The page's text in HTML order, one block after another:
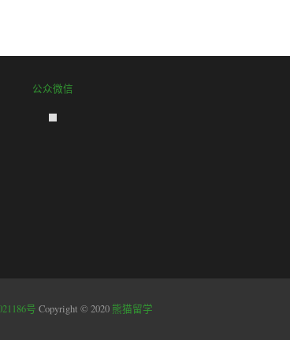
公众微信
号 Copyright © 2020 熊猫留学